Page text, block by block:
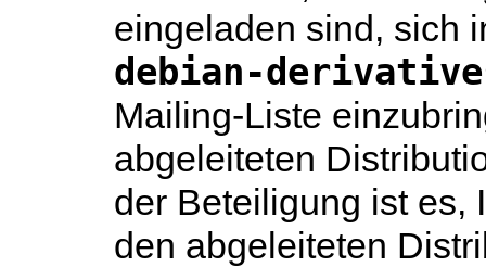
eingeladen sind, sich
debian-
Mailing-Liste
abgeleiteten
der Beteiligung ist es,
den abgeleiteten